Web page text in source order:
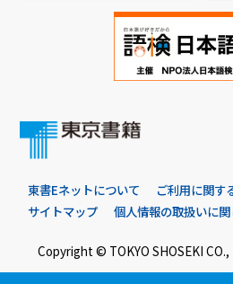
東書Eネットについて ご利用に関す
サイトマップ
個人情報の取扱いに関
Copyright © TOKYO SHOSEKI